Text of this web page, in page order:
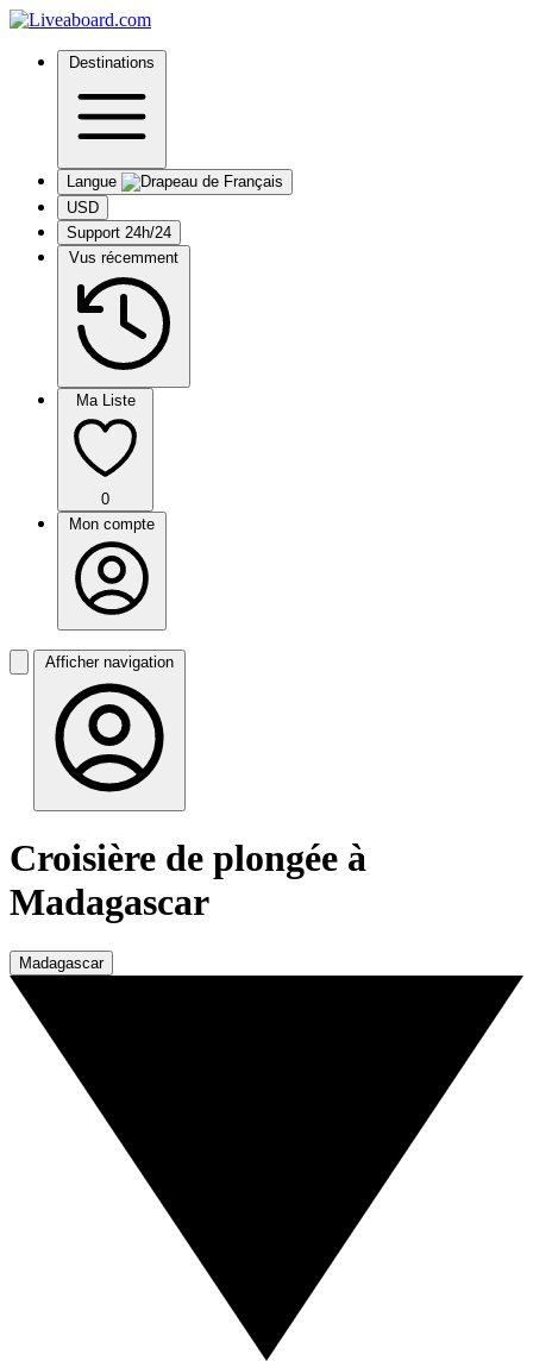
Destinations
Langue
USD
Support 24h/24
Vus récemment
Ma Liste
0
Mon compte
Afficher navigation
Croisière de plongée à
Madagascar
Madagascar